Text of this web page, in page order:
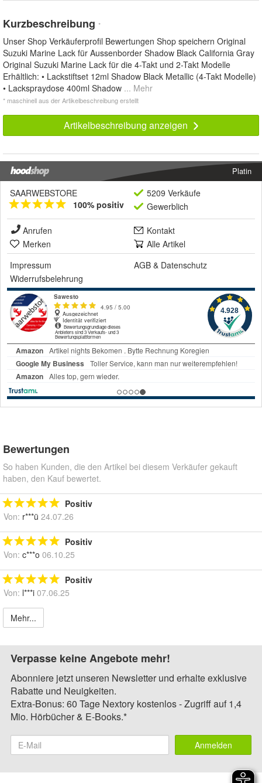
Kurzbeschreibung *
Unser Shop Verkäuferprofil Bewertungen Shop speichern Original
Suzuki Marine Lack für Aussenborder Shadow Black California Gray
Original Suzuki Marine Lack für die 4-Takt und 2-Takt Modelle
Erhältlich: • Lackstiftset 12ml Shadow Black Metallic (4-Takt Modelle)
• Lackspraydose 400ml Shadow ... Mehr
* maschinell aus der Artikelbeschreibung erstellt
Artikelbeschreibung anzeigen
Platin
SAARWEBSTORE
100% positiv
5209 Verkäufe
Gewerblich
Anrufen
Kontakt
Merken
Alle Artikel
Impressum
AGB & Datenschutz
Widerrufsbelehrung
Bewertungen
So haben Kunden, die den Artikel bei diesem Verkäufer gekauft
haben, den Kauf bewertet.
Positiv
Von: r***ü 24.07.26
Positiv
Von: c***o 06.10.25
Positiv
Von: l***i 07.06.25
Mehr...
Verpasse keine Angebote mehr!
Abonniere jetzt unseren Newsletter und erhalte exklusive
Rabatte und Neuigkeiten.
Extra-Bonus: 60 Tage Nextory kostenlos - Zugriff auf 1,4
Mio. Hörbücher & E-Books.*
Anmelden